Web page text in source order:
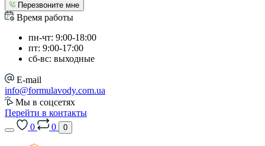
Перезвоните мне
Время работы
пн-чт: 9:00-18:00
пт: 9:00-17:00
сб-вс: выходные
E-mail
info@formulavody.com.ua
Мы в соцсетях
Перейти в контакты
0
0 0